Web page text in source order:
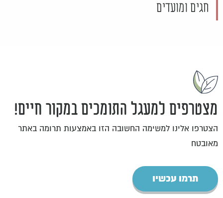
חגים ומועדים
מצטרפים למעגל התומכים במקור חיים!
הצטרפו אלינו למשימה החשובה הזו באמצעות תרומה באתר
מאובטח
תרמו עכשיו